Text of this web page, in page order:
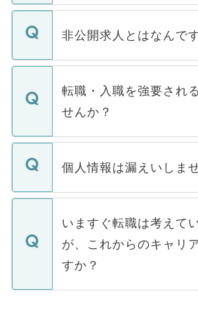
ご登録いただきましたら
登録内容を確認し、その
ます。通常、5営業日以内
いただきますので、しば
非公開求人とはなんで
マイナビDOCTORで取り
うち約3割は、Webサイト
けない「非公開求人」で
下記の理由によって、一
ません。
■応募殺到を避けるため
関を公にしてしまうと、
に、医療機関が求める条
みを人材紹介会社に依頼
ています。
転職・入職を強要され
せんか？
転職・入職を強要するこ
ん。また、仮に応募先か
定を承諾する必要はあり
の辞退の連絡はキャリア
個人情報は漏えいしま
個人情報が漏えいするこ
で、ご安心ください。当
などで収集したご登録者
ご本人のキャリアアップ
支援を目的に使用いたし
ているすべての個人デー
いますぐ転職は考えて
が、これからのキャリ
すか？